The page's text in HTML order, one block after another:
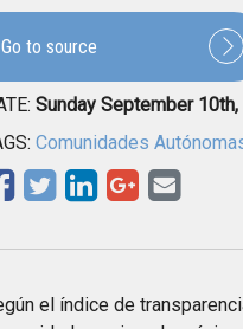
Go to source
Sunday September
Comunidades
el índice de